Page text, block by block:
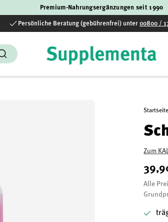
Premium-Nahrungsergänzungen seit 1990
Persönliche Beratung (gebührenfrei) unter 00800 /
Suchen
Startseite
Zum
Alle